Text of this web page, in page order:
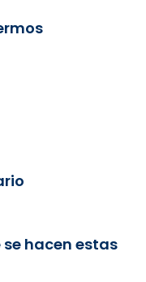
se hacen estas